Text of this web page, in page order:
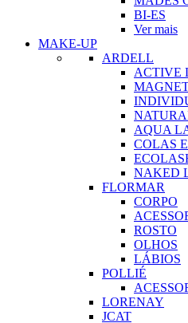
BI-ES
Ver mais
MAKE-UP
ARDELL
ACTIVE
AQUA
COLAS
NAKED
FLORMAR
CORPO
ROSTO
OLHOS
LÁBIOS
POLLIÉ
LORENAY
JCAT